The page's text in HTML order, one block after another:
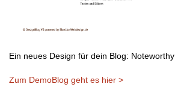
Ein neues Design für dein Blog: Noteworthy
Zum DemoBlog geht es hier >